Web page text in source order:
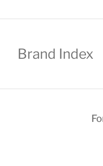
Brand Index